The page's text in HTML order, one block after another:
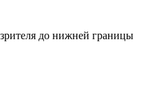
зрителя до нижней границы